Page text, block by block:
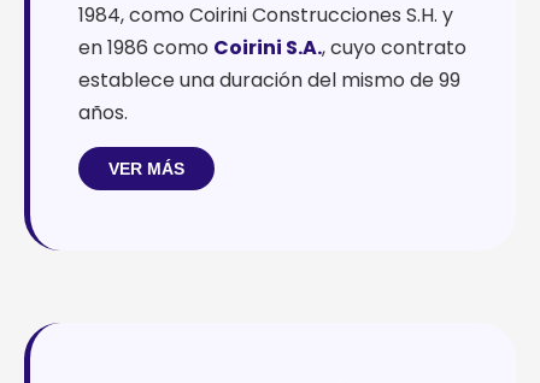
1984, como Coirini Construcciones S.H. y
en 1986 como Coirini S.A., cuyo contrato
establece una duración del mismo de 99
años.
VER MÁS